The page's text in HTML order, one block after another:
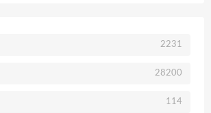
2231
28200
114